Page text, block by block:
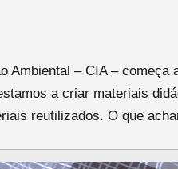
Ambiental – CIA – começa
a criar materiais
reutilizados. O que